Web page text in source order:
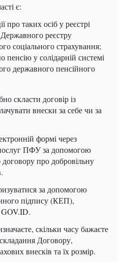
є:
про таких осіб у реєстрі
реєстру
соціального страхування;
пенсію у солідарній системі
державного пенсійного
скласти договір із
внески за себе чи за
формі через
ПФУ за допомогою
про добровільну
за допомогою
підпису (КЕП),
GOV.ID.
скільки часу бажаєте
Договору,
внесків та їх розмір.